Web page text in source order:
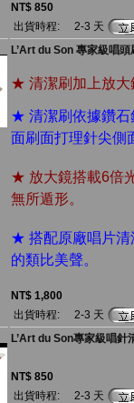
NT$ 850
出貨時程:
2-3 天
L’Art du Son 專家級唱
★ 清潔刷加上放大
★ 清潔刷依據鑽石
面刷面打理針尖側
★ 放大鏡搭載6倍
無所遁形。
★ 搭配原廠唱片清
的類比美聲。
NT$ 1,800
出貨時程:
2-3 天
L’Art du Son專家級唱針
NT$ 850
出貨時程:
2-3 天